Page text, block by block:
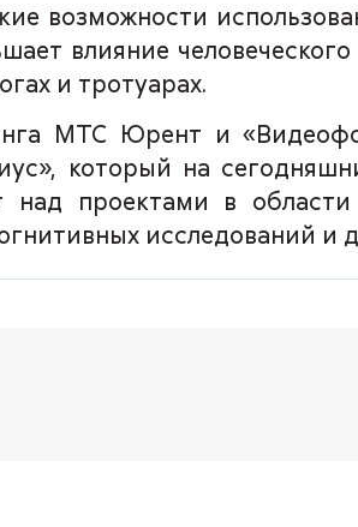
влияние
и тротуарах.
МТС Юрент и
который на
проектами в области
исследований и